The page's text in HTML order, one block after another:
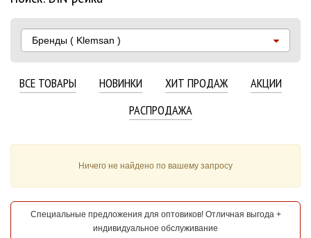
Бренды ( Klemsan )
ВСЕ ТОВАРЫ НОВИНКИ ХИТ ПРОДАЖ
АКЦИИ
РАСПРОДАЖА
Ничего не найдено по вашему запросу
Специальные предложения для оптовиков! Отличная выгода +
индивидуальное обслуживание